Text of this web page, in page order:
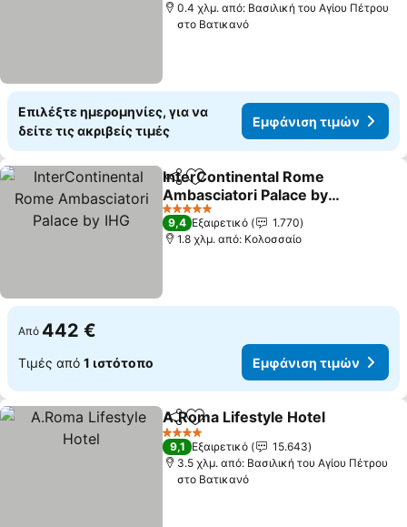
0.4 χλμ. από: Βασιλική του Αγίου Πέτρου
στο Βατικανό
Επιλέξτε ημερομηνίες, για να
δείτε τις ακριβείς τιμές
Εμφάνιση τιμών
Κοινοποίηση
Προσθήκη στα αγαπημένα
InterContinental Rome
Ambasciatori Palace by
IHG
5 Αστέρια
9,4 Εξαιρετικό
1.770
1.8 χλμ. από: Κολοσσαίο
Από 442 €
Τιμές από 1 ιστότοπο Εμφάνιση τιμών
Κοινοποίηση
Προσθήκη στα αγαπημένα
A.Roma Lifestyle Hotel
4 Αστέρια
9,1 Εξαιρετικό
15.643
3.5 χλμ. από: Βασιλική του Αγίου Πέτρου
στο Βατικανό